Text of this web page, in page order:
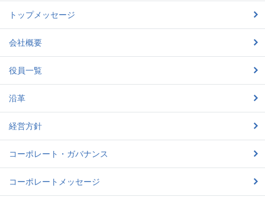
トップメッセージ
会社概要
役員一覧
沿革
経営方針
コーポレート・ガバナンス
コーポレートメッセージ